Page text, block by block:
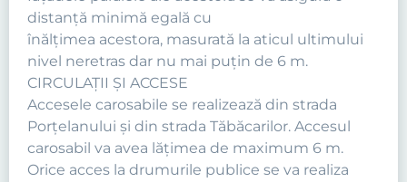
distanţă minimă egală cu
înălţimea acestora, masurată la aticul ultimului
nivel neretras dar nu mai puţin de 6 m.
CIRCULAŢII ŞI ACCESE
Accesele carosabile se realizează din strada
Porțelanului și din strada Tăbăcarilor. Accesul
carosabil va avea lăţimea de maximum 6 m.
Orice acces la drumurile publice se va realiza